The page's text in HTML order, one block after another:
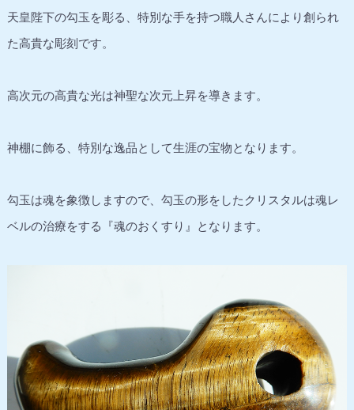
天皇陛下の勾玉を彫る、特別な手を持つ職人さんにより創られ
た高貴な彫刻です。
高次元の高貴な光は神聖な次元上昇を導きます。
神棚に飾る、特別な逸品として生涯の宝物となります。
勾玉は魂を象徴しますので、勾玉の形をしたクリスタルは魂レ
ベルの治療をする『魂のおくすり』となります。